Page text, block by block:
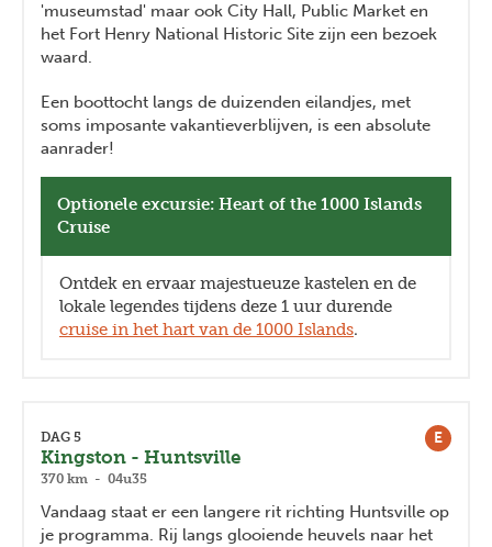
'museumstad' maar ook City Hall, Public Market en
het Fort Henry National Historic Site zijn een bezoek
waard.
Een boottocht langs de duizenden eilandjes, met
soms imposante vakantieverblijven, is een absolute
aanrader!
Optionele excursie: Heart of the 1000 Islands
Cruise
Ontdek en ervaar majestueuze kastelen en de
lokale legendes tijdens deze 1 uur durende
cruise in het hart van de 1000 Islands.
E
DAG 5
Kingston - Huntsville
370 km - 04u35
Vandaag staat er een langere rit richting Huntsville op
je programma. Rij langs glooiende heuvels naar het